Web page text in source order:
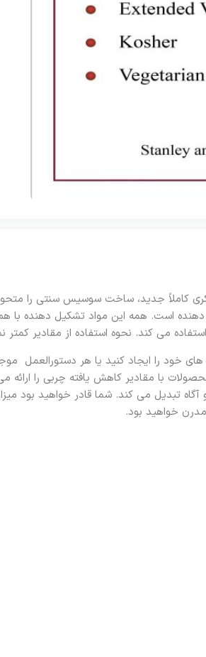
کاملاً جدید، ساخت سوسیس سنتی را
است. همه این مواد تشکیل دهنده
می کند. نحوه استفاده از مقادیر
خود را ایجاد کنید یا هر دستورالعمل
محصولات با مقادیر کاهش یافته چربی
تبدیل می کند. شما قادر خواهید بود
خواهید بود.